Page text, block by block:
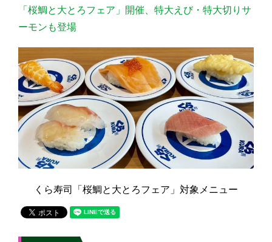
「桜鯛と大とろフェア」開催、特大えび・特大切りサ
ーモンも登場
くら寿司「桜鯛と大とろフェア」対象メニュー